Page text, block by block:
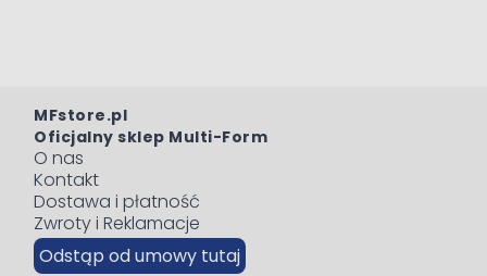
MFstore.pl
Oficjalny sklep Multi-Form
O nas
Kontakt
Dostawa i płatność
Zwroty i Reklamacje
Odstąp od umowy tutaj